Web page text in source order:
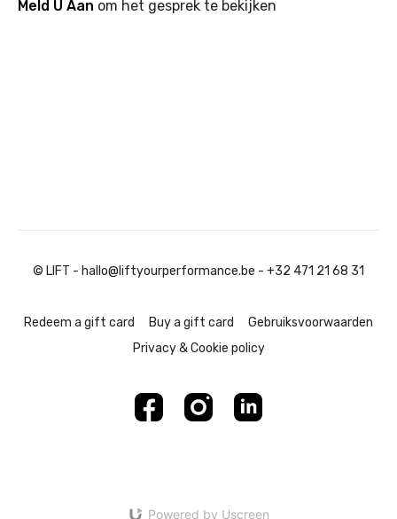
Meld U Aan om het gesprek te bekijken
© LIFT - hallo@liftyourperformance.be - +32 471 21 68 31
Redeem a gift card Buy a gift card
Gebruiksvoorwaarden
Privacy & Cookie policy
Powered by Uscreen